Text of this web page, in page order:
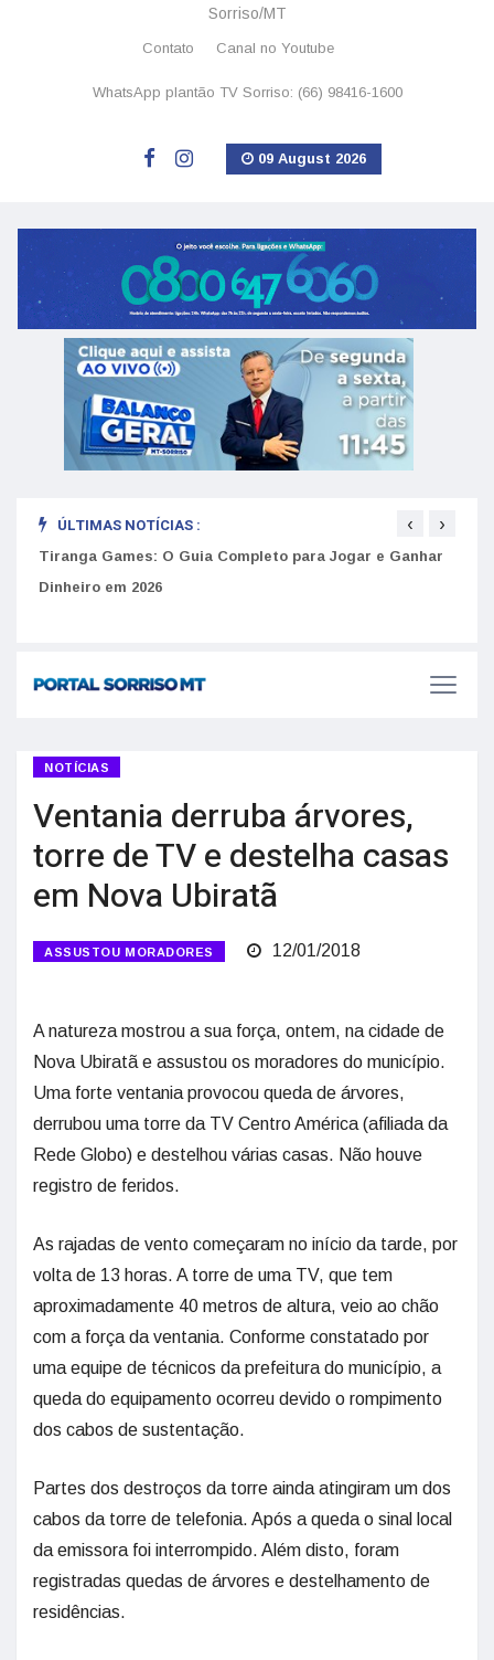
Sorriso/MT
Contato Canal no Youtube
WhatsApp plantão TV Sorriso: (66) 98416-1600
09 August 2026
ÚLTIMAS NOTÍCIAS :
Tiranga Games: O Guia Completo para Jogar e Ganhar
Dinheiro em 2026
‹ ›
NOTÍCIAS
Ventania derruba árvores,
torre de TV e destelha casas
em Nova Ubiratã
ASSUSTOU MORADORES 12/01/2018
A natureza mostrou a sua força, ontem, na cidade de
Nova Ubiratã e assustou os moradores do município.
Uma forte ventania provocou queda de árvores,
derrubou uma torre da TV Centro América (afiliada da
Rede Globo) e destelhou várias casas. Não houve
registro de feridos.
As rajadas de vento começaram no início da tarde, por
volta de 13 horas. A torre de uma TV, que tem
aproximadamente 40 metros de altura, veio ao chão
com a força da ventania. Conforme constatado por
uma equipe de técnicos da prefeitura do município, a
queda do equipamento ocorreu devido o rompimento
dos cabos de sustentação.
Partes dos destroços da torre ainda atingiram um dos
cabos da torre de telefonia. Após a queda o sinal local
da emissora foi interrompido. Além disto, foram
registradas quedas de árvores e destelhamento de
residências.